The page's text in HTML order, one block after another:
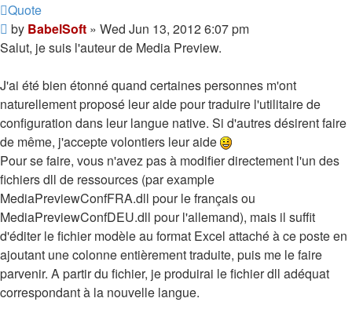
Quote
Post
by BabelSoft » Wed Jun 13, 2012 6:07 pm
Salut, je suis l'auteur de Media Preview.
J'ai été bien étonné quand certaines personnes m'ont
naturellement proposé leur aide pour traduire l'utilitaire de
configuration dans leur langue native. Si d'autres désirent faire
de même, j'accepte volontiers leur aide
Pour se faire, vous n'avez pas à modifier directement l'un des
fichiers dll de ressources (par example
MediaPreviewConfFRA.dll pour le français ou
MediaPreviewConfDEU.dll pour l'allemand), mais il suffit
d'éditer le fichier modèle au format Excel attaché à ce poste en
ajoutant une colonne entièrement traduite, puis me le faire
parvenir. A partir du fichier, je produirai le fichier dll adéquat
correspondant à la nouvelle langue.